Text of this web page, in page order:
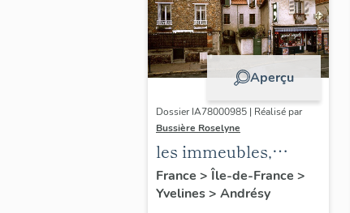
Aperçu
Dossier IA78000985 | Réalisé par
Bussière Roselyne
les immeubles,
maisons et fermes
du canton d'Andrésy
France > Île-de-France >
Yvelines> Andrésy